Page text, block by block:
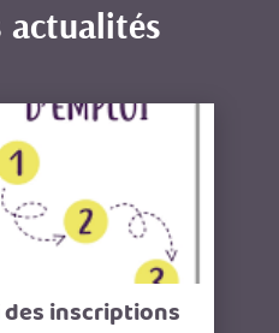
actualités
des inscriptions